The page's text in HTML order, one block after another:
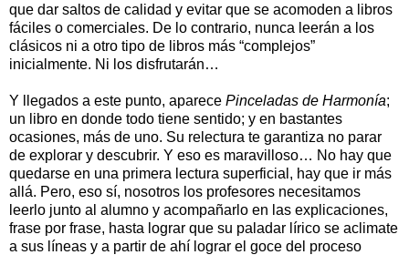
que dar saltos de calidad y evitar que se acomoden a libros
fáciles o comerciales. De lo contrario, nunca leerán a los
clásicos ni a otro tipo de libros más “complejos”
inicialmente. Ni los disfrutarán…
Y llegados a este punto, aparece Pinceladas de Harmonía;
un libro en donde todo tiene sentido; y en bastantes
ocasiones, más de uno. Su relectura te garantiza no parar
de explorar y descubrir. Y eso es maravilloso… No hay que
quedarse en una primera lectura superficial, hay que ir más
allá. Pero, eso sí, nosotros los profesores necesitamos
leerlo junto al alumno y acompañarlo en las explicaciones,
frase por frase, hasta lograr que su paladar lírico se aclimate
a sus líneas y a partir de ahí lograr el goce del proceso